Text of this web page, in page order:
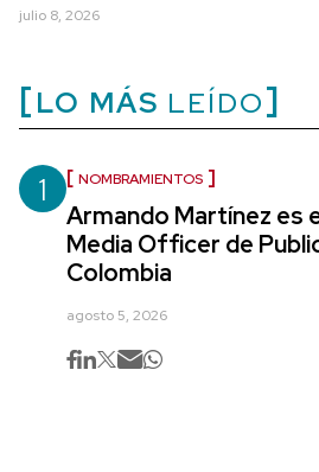
julio 8, 2026
LO MÁS LEÍDO
1 NOMBRAMIENTOS
Armando Martínez es
Media Officer de
Colombia
agosto 5, 2026